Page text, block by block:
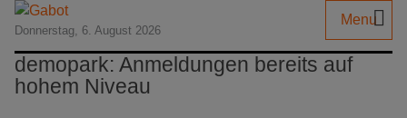
Donnerstag, 6. August 2026
Menu
demopark: Anmeldungen bereits auf
hohem Niveau